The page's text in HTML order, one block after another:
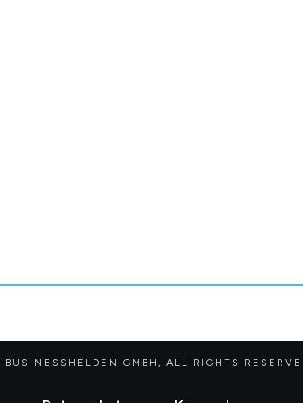
BUSINESSHELDEN GMBH , ALL RIGHTS